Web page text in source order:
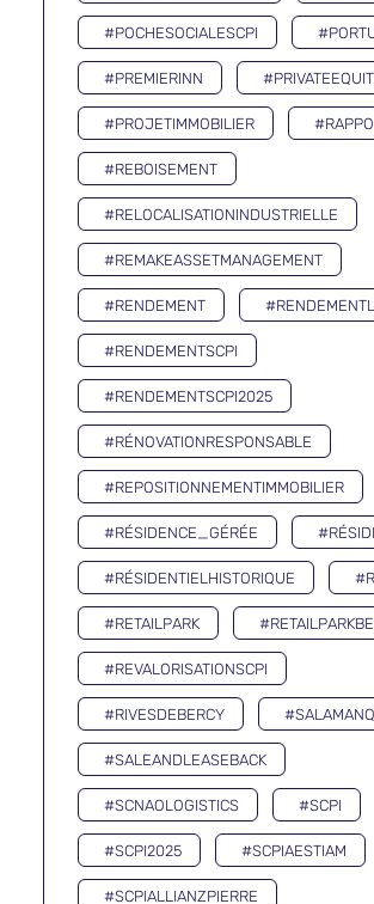
#POCHESOCIALESCPI
#PREMIERINN
#PROJETIMMOBILIER
#REBOISEMENT
#RELOCALISATIONINDUSTRIELLE
#REMAKEASSETMANAGEMENT
#RENDEMENT
#RENDEMENTSCPI
#RENDEMENTSCPI2025
#RÉNOVATIONRESPONSABLE
#REPOSITIONNEMENTIMMOBILIER
#RÉSIDENCE_GÉRÉE
#RÉSIDENTIELHISTORIQUE
#RETAILPARK
#REVALORISATIONSCPI
#RIVESDEBERCY
#SALEANDLEASEBACK
#SCNAOLOGISTICS #SCPI
#SCPI2025 #SCPIAESTIAM
#SCPIALLIANZPIERRE